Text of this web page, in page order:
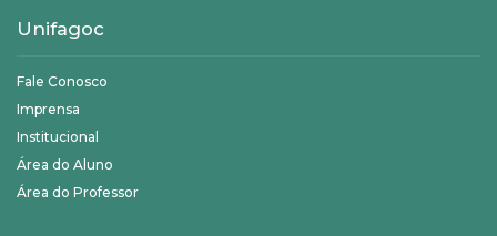
Unifagoc
Fale Conosco
Imprensa
Institucional
Área do Aluno
Área do Professor